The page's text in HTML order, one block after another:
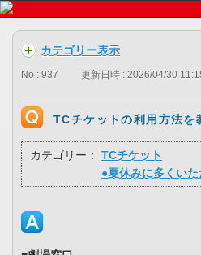
カテゴリー表示
No : 937 更新日時 : 2026/04/30
TCチケットの利用方法を
カテゴリー：
TCチケット
●夏休みに多くいた